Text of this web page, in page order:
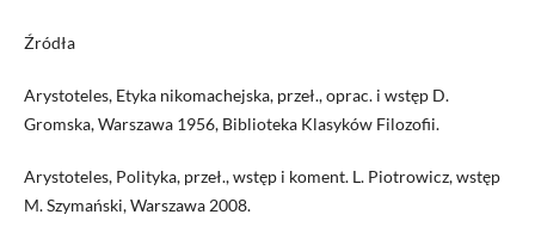
Źródła
Arystoteles, Etyka nikomachejska, przeł., oprac. i wstęp D.
Gromska, Warszawa 1956, Biblioteka Klasyków Filozofii.
Arystoteles, Polityka, przeł., wstęp i koment. L. Piotrowicz, wstęp
M. Szymański, Warszawa 2008.